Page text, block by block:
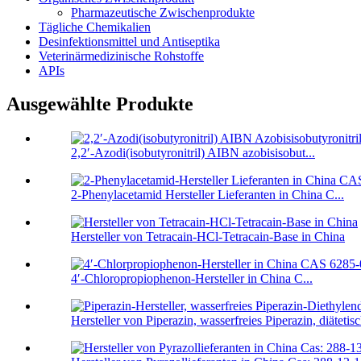
Pharmazeutische Zwischenprodukte
Tägliche Chemikalien
Desinfektionsmittel und Antiseptika
Veterinärmedizinische Rohstoffe
APIs
Ausgewählte Produkte
2,2′-Azodi(isobutyronitril) AIBN azobisisobut...
2-Phenylacetamid Hersteller Lieferanten in China C...
Hersteller von Tetracain-HCl-Tetracain-Base in China
4′-Chloropropiophenon-Hersteller in China C...
Hersteller von Piperazin, wasserfreies Piperazin,